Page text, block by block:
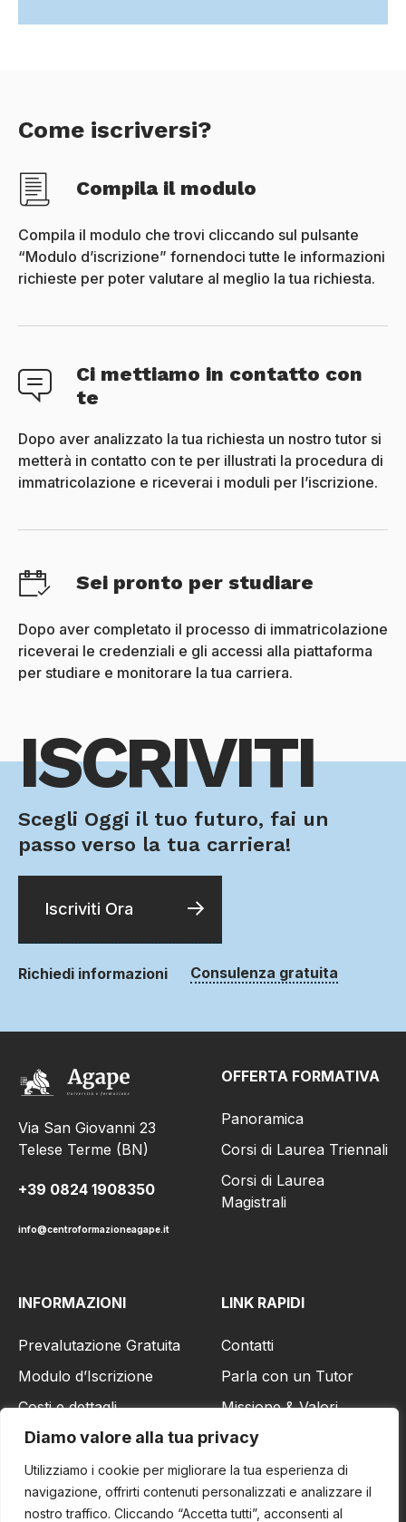
Diamo valore alla tua privacy
Utilizziamo i cookie per migliorare la tua esperienza di
navigazione, offrirti contenuti personalizzati e analizzare il
nostro traffico. Cliccando “Accetta tutti”, acconsenti al
Come iscriversi?
Compila il modulo
Compila il modulo che trovi cliccando sul pulsante
“Modulo d’iscrizione” fornendoci tutte le informazioni
richieste per poter valutare al meglio la tua richiesta.
Ci mettiamo in contatto con
te
Dopo aver analizzato la tua richiesta un nostro tutor si
metterà in contatto con te per illustrati la procedura di
immatricolazione e riceverai i moduli per l’iscrizione.
Sei pronto per studiare
Dopo aver completato il processo di immatricolazione
riceverai le credenziali e gli accessi alla piattaforma
per studiare e monitorare la tua carriera.
ISCRIVITI
Scegli Oggi il tuo futuro, fai un
passo verso la tua carriera!
Iscriviti Ora
Richiedi informazioni Consulenza gratuita
Via San Giovanni 23
Telese Terme (BN)
+39 0824 1908350
info@centroformazioneagape.it
OFFERTA FORMATIVA
Panoramica
Corsi di Laurea Triennali
Corsi di Laurea
Magistrali
INFORMAZIONI
Prevalutazione Gratuita
Modulo d’Iscrizione
Costi e dettagli
Richiedi Informazioni
LINK RAPIDI
Contatti
Parla con un Tutor
Missione & Valori
Visita il sito Aziendale